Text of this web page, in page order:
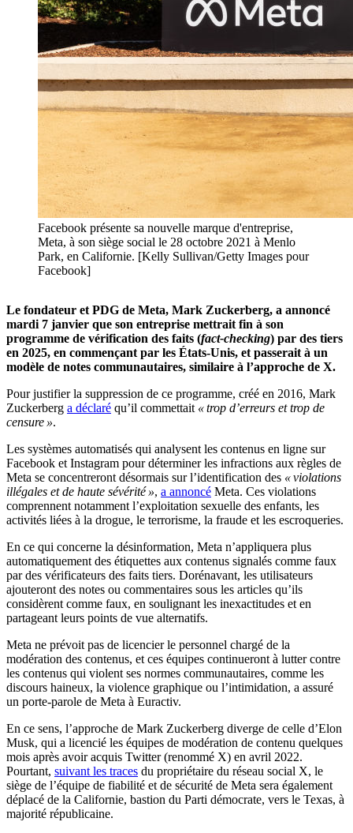
Facebook présente sa nouvelle marque d'entreprise,
Meta, à son siège social le 28 octobre 2021 à Menlo
Park, en Californie. [Kelly Sullivan/Getty Images pour
Facebook]
Le fondateur et PDG de Meta, Mark Zuckerberg, a annoncé
mardi 7 janvier que son entreprise mettrait fin à son
programme de vérification des faits (fact-checking) par des tiers
en 2025, en commençant par les États-Unis, et passerait à un
modèle de notes communautaires, similaire à l’approche de X.
Pour justifier la suppression de ce programme, créé en 2016, Mark
Zuckerberg a déclaré qu’il commettait « trop d’erreurs et trop de
censure ».
Les systèmes automatisés qui analysent les contenus en ligne sur
Facebook et Instagram pour déterminer les infractions aux règles de
Meta se concentreront désormais sur l’identification des « violations
illégales et de haute sévérité », a annoncé Meta. Ces violations
comprennent notamment l’exploitation sexuelle des enfants, les
activités liées à la drogue, le terrorisme, la fraude et les escroqueries.
En ce qui concerne la désinformation, Meta n’appliquera plus
automatiquement des étiquettes aux contenus signalés comme faux
par des vérificateurs des faits tiers. Dorénavant, les utilisateurs
ajouteront des notes ou commentaires sous les articles qu’ils
considèrent comme faux, en soulignant les inexactitudes et en
partageant leurs points de vue alternatifs.
Meta ne prévoit pas de licencier le personnel chargé de la
modération des contenus, et ces équipes continueront à lutter contre
les contenus qui violent ses normes communautaires, comme les
discours haineux, la violence graphique ou l’intimidation, a assuré
un porte-parole de Meta à Euractiv.
En ce sens, l’approche de Mark Zuckerberg diverge de celle d’Elon
Musk, qui a licencié les équipes de modération de contenu quelques
mois après avoir acquis Twitter (renommé X) en avril 2022.
Pourtant, suivant les traces du propriétaire du réseau social X, le
siège de l’équipe de fiabilité et de sécurité de Meta sera également
déplacé de la Californie, bastion du Parti démocrate, vers le Texas, à
majorité républicaine.